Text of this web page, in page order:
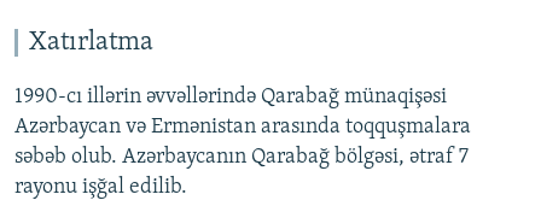
Xatırlatma
1990-cı illərin əvvəllərində Qarabağ münaqişəsi
Azərbaycan və Ermənistan arasında toqquşmalara
səbəb olub. Azərbaycanın Qarabağ bölgəsi, ətraf 7
rayonu işğal edilib.